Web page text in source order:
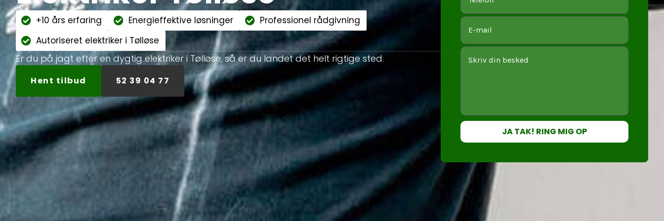
+10 års erfaring Energieffektive løsninger
Professionel rådgivning
Autoriseret elektriker i Tølløse
Er du på jagt efter en dygtig elektriker i Tølløse, så er du landet det helt rigtige sted.
Hent tilbud 52 39 04 77